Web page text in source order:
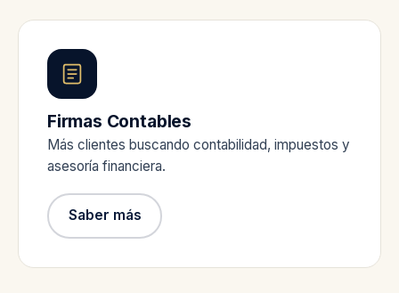
Firmas Contables
Más clientes buscando contabilidad, impuestos y
asesoría financiera.
Saber más